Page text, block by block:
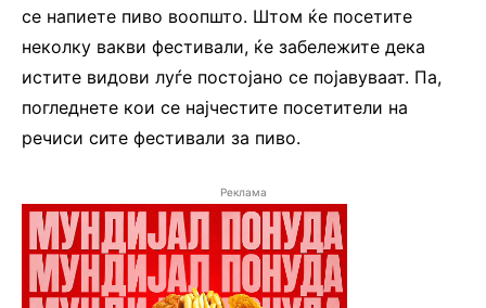
се напиете пиво воопшто. Штом ќе посетите
неколку вакви фестивали, ќе забележите дека
истите видови луѓе постојано се појавуваат. Па,
погледнете кои се најчестите посетители на
речиси сите фестивали за пиво.
Реклама